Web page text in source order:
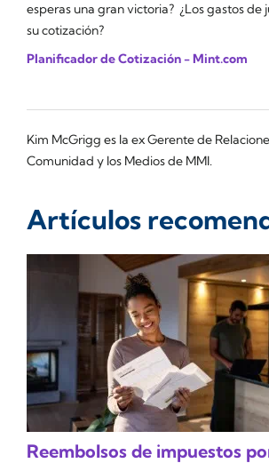
esperas una gran victoria? ¿Los gastos de
su cotización?
Planificador de Cotización - Mint.com
Kim McGrigg es la ex Gerente de
Comunidad y los Medios de MMI.
Artículos
Reembolsos de impuestos